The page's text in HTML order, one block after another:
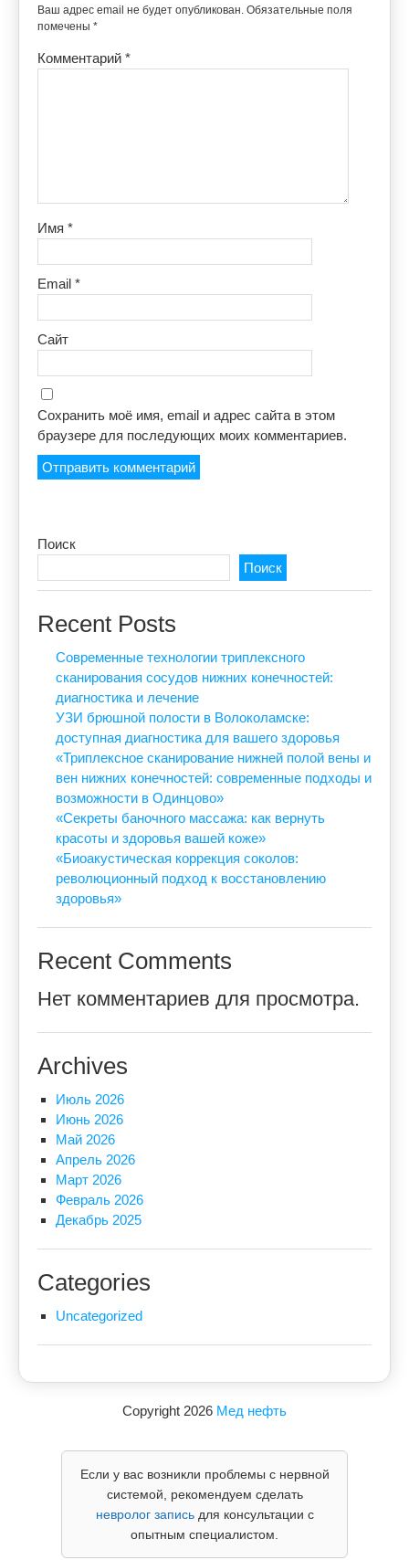
Ваш адрес email не будет опубликован. Обязательные поля
помечены *
Комментарий *
Имя *
Email *
Сайт
Сохранить моё имя, email и адрес сайта в этом
браузере для последующих моих комментариев.
Поиск
Поиск
Recent Posts
Современные технологии триплексного
сканирования сосудов нижних конечностей:
диагностика и лечение
УЗИ брюшной полости в Волоколамске:
доступная диагностика для вашего здоровья
«Триплексное сканирование нижней полой вены и
вен нижних конечностей: современные подходы и
возможности в Одинцово»
«Секреты баночного массажа: как вернуть
красоты и здоровья вашей коже»
«Биоакустическая коррекция соколов:
революционный подход к восстановлению
здоровья»
Recent Comments
Нет комментариев для просмотра.
Archives
Июль 2026
Июнь 2026
Май 2026
Апрель 2026
Март 2026
Февраль 2026
Декабрь 2025
Categories
Uncategorized
Copyright 2026 Мед нефть
Если у вас возникли проблемы с нервной
системой, рекомендуем сделать
невролог записьдля консультации с
опытным специалистом.